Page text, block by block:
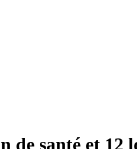
de santé et 12